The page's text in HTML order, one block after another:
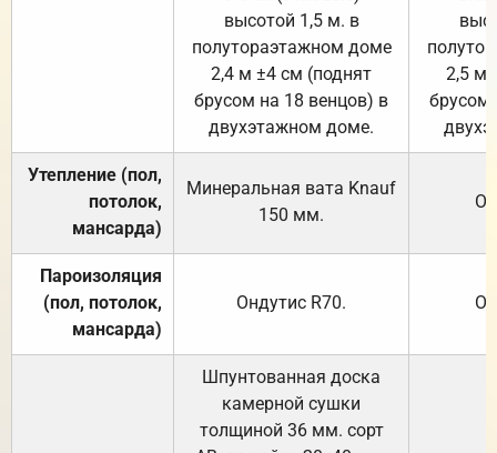
высотой 1,5 м. в
полутораэтажном доме
2,4 м ±4 см (поднят
брусом на 18 венцов) в
двухэтажном доме.
2,5 м
брусом
Утепление (пол,
потолок,
мансарда)
Минеральная вата Knauf
150 мм.
Пароизоляция
(пол, потолок,
мансарда)
Ондутис R70.
Шпунтованная доска
камерной сушки
толщиной 36 мм. сорт